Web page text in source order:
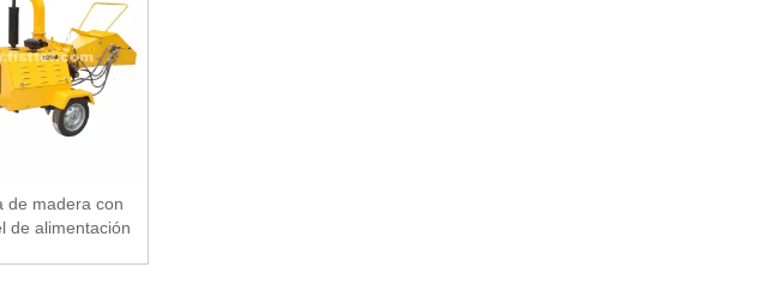
de madera con
de alimentación